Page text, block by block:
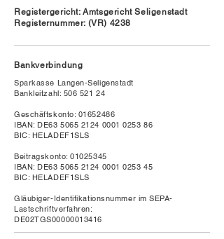
Registergericht: Amtsgericht Seligenstadt
Registernummer: (VR) 4238
Bankverbindung
Sparkasse Langen-Seligenstadt
Bankleitzahl: 506 521 24
Geschäftskonto: 01652486
IBAN: DE635065 2124 0001 0253 86
BIC: HELADEF1SLS
Beitragskonto:01025345
IBAN: DE635065 2124 0001 0253 45
BIC: HELADEF1SLS
Gläubiger-Identifikationsnummer im SEPA-
Lastschriftverfahren:
DE02TGS00000013416